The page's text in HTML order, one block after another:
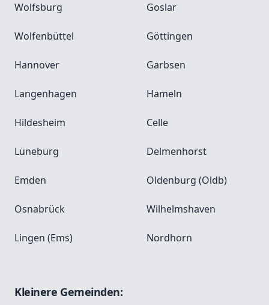
Wolfsburg Goslar
Wolfenbüttel Göttingen
Hannover Garbsen
Langenhagen Hameln
Hildesheim Celle
Lüneburg Delmenhorst
Emden Oldenburg (Oldb)
Osnabrück Wilhelmshaven
Lingen (Ems) Nordhorn
Kleinere Gemeinden: